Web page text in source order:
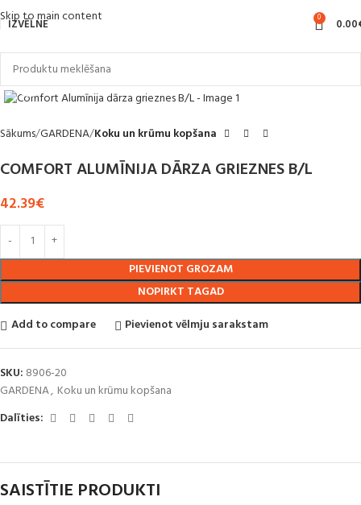
Skip to main content
IZVĒLNE 0 0.00
Sākums GARDENA Koku un krūmu kopšana
COMFORT ALUMĪNIJA DĀRZA GRIEZNES B/L
42.39€
PIEVIENOT GROZAM
NOPIRKT TAGAD
Add to compare
Pievienot vēlmju sarakstam
SKU: 8906-20
GARDENA, Koku un krūmu kopšana
Dalīties:
SAISTĪTIE PRODUKTI